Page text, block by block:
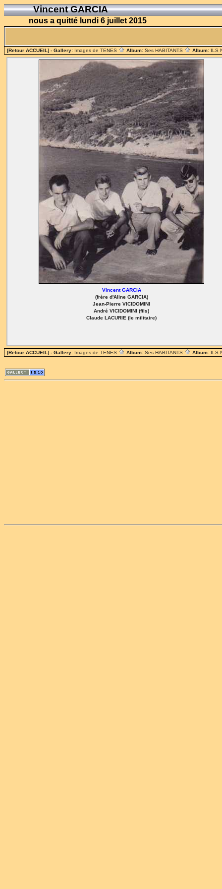
Vincent GARCIA
nous a quitté lundi 6 juillet 2015
[Retour ACCUEIL] - Gallery: Images de TENES Album: Ses HABITANTS Album: ILS
Vincent GARCIA
(frère d'Aline GARCIA)
Jean-Pierre VICIDOMINI
André VICIDOMINI (fils)
Claude LACURIE (le militaire)
[Retour ACCUEIL] - Gallery: Images de TENES Album: Ses HABITANTS Album: ILS